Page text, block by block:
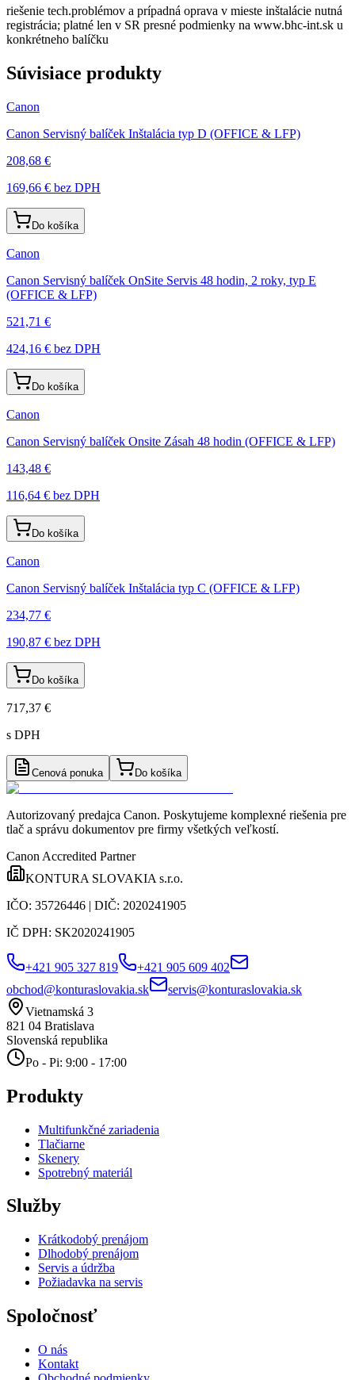
riešenie tech.problémov a prípadná oprava v mieste inštalácie nutná
registrácia; platné len v SR presné podmienky na www.bhc-int.sk u
konkrétneho balíčku
Súvisiace produkty
Canon
Canon Servisný balíček Inštalácia typ D (OFFICE & LFP)
208,68 €
169,66 € bez DPH
Do košíka
Canon
Canon Servisný balíček OnSite Servis 48 hodin, 2 roky, typ E
(OFFICE & LFP)
521,71 €
424,16 € bez DPH
Do košíka
Canon
Canon Servisný balíček Onsite Zásah 48 hodin (OFFICE & LFP)
143,48 €
116,64 € bez DPH
Do košíka
Canon
Canon Servisný balíček Inštalácia typ C (OFFICE & LFP)
234,77 €
190,87 € bez DPH
Do košíka
717,37 €
s DPH
Cenová ponuka Do košíka
Autorizovaný predajca Canon. Poskytujeme komplexné riešenia pre
tlač a správu dokumentov pre firmy všetkých veľkostí.
Canon Accredited Partner
KONTURA SLOVAKIA s.r.o.
IČO: 35726446 | DIČ: 2020241905
IČ DPH: SK2020241905
+421 905 327 819
+421 905 609 402
obchod@konturaslovakia.sk
servis@konturaslovakia.sk
Vietnamská 3
821 04 Bratislava
Slovenská republika
Po - Pi: 9:00 - 17:00
Produkty
Multifunkčné zariadenia
Tlačiarne
Skenery
Spotrebný materiál
Služby
Krátkodobý prenájom
Dlhodobý prenájom
Servis a údržba
Požiadavka na servis
Spoločnosť
O nás
Kontakt